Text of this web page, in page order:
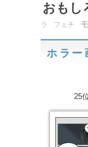
おもし
ラ フェチ
ホラー
25